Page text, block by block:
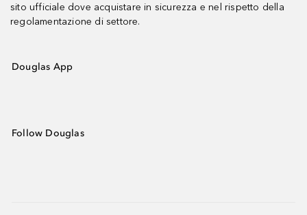
sito ufficiale dove acquistare in sicurezza e nel rispetto della
regolamentazione di settore.
Douglas App
Follow Douglas